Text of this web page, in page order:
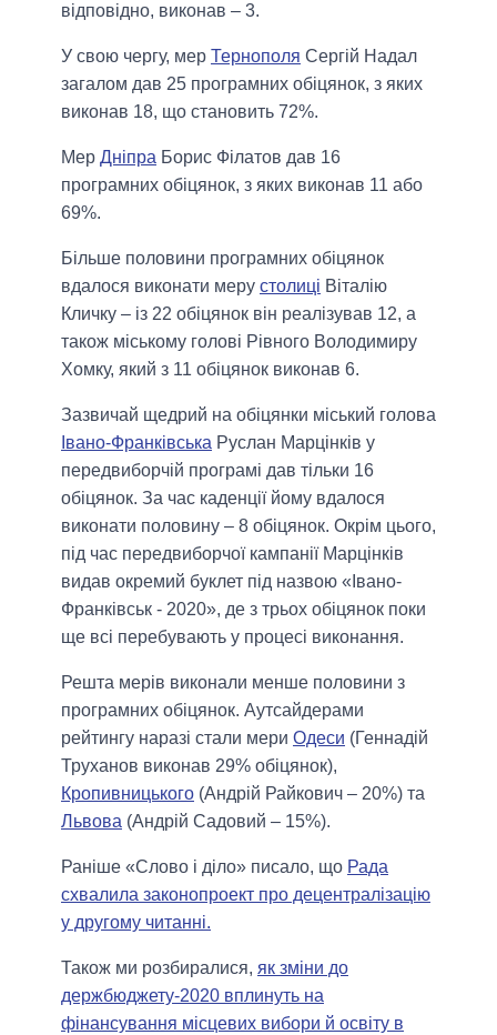
відповідно, виконав – 3.
У свою чергу, мер Тернополя Сергій Надал
загалом дав 25 програмних обіцянок, з яких
виконав 18, що становить 72%.
Мер Дніпра Борис Філатов дав 16
програмних обіцянок, з яких виконав 11 або
69%.
Більше половини програмних обіцянок
вдалося виконати меру столиці Віталію
Кличку – із 22 обіцянок він реалізував 12, а
також міському голові Рівного Володимиру
Хомку, який з 11 обіцянок виконав 6.
Зазвичай щедрий на обіцянки міський голова
Івано-Франківська Руслан Марцінків у
передвиборчій програмі дав тільки 16
обіцянок. За час каденції йому вдалося
виконати половину – 8 обіцянок. Окрім цього,
під час передвиборчої кампанії Марцінків
видав окремий буклет під назвою «Івано-
Франківськ - 2020», де з трьох обіцянок поки
ще всі перебувають у процесі виконання.
Решта мерів виконали менше половини з
програмних обіцянок. Аутсайдерами
рейтингу наразі стали мери Одеси (Геннадій
Труханов виконав 29% обіцянок),
Кропивницького (Андрій Райкович – 20%) та
Львова (Андрій Садовий – 15%).
Раніше «Слово і діло» писало, що Рада
схвалила законопроект про децентралізацію
у другому читанні.
Також ми розбиралися, як зміни до
держбюджету-2020 вплинуть на
фінансування місцевих вибори й освіту в